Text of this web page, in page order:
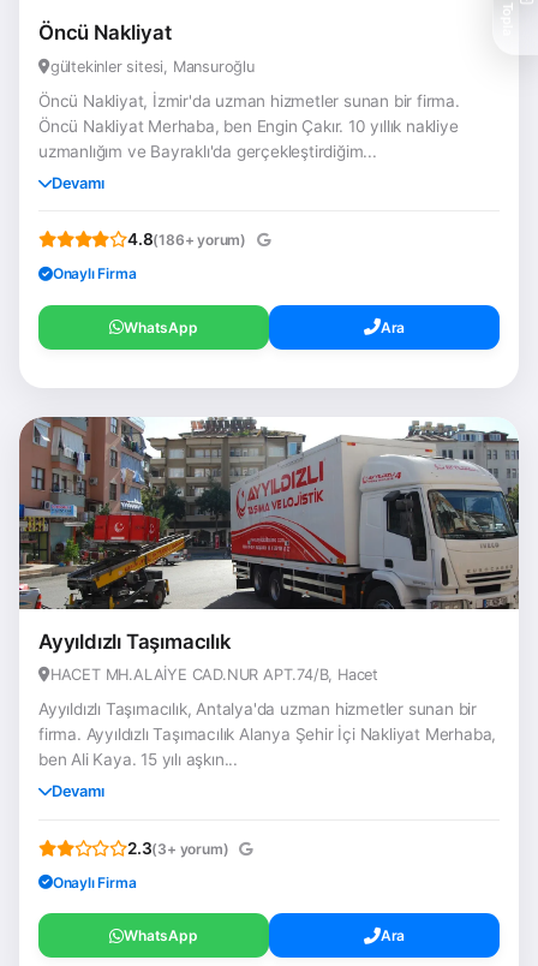
Öncü Nakliyat
gültekinler sitesi, Mansuroğlu
Öncü Nakliyat, İzmir'da uzman hizmetler sunan bir firma.
Öncü Nakliyat Merhaba, ben Engin Çakır. 10 yıllık nakliye
uzmanlığım ve Bayraklı'da gerçekleştirdiğim...
Devamı
4.8(186+ yorum)
Onaylı Firma
WhatsApp Ara
Ayyıldızlı Taşımacılık
HACET MH.ALAİYE CAD.NUR APT.74/B, Hacet
Ayyıldızlı Taşımacılık, Antalya'da uzman hizmetler sunan bir
firma. Ayyıldızlı Taşımacılık Alanya Şehir İçi Nakliyat Merhaba,
ben Ali Kaya. 15 yılı aşkın...
Devamı
2.3(3+ yorum)
Onaylı Firma
WhatsApp Ara